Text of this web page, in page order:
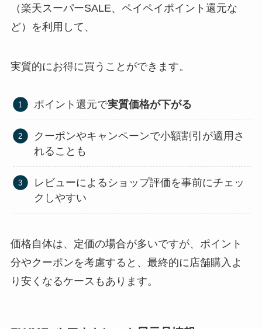
（楽天スーパーSALE、ペイペイポイント還元な
ど）を利用して、
実質的にお得に買うことができます。
ポイント還元で実質価格が下がる
クーポンやキャンペーンで小額割引が適用さ
れることも
レビューによるショップ評価を事前にチェッ
クしやすい
価格自体は、定価の場合が多いですが、ポイント
分やクーポンを考慮すると、最終的に店舗購入よ
り安くなるケースもあります。